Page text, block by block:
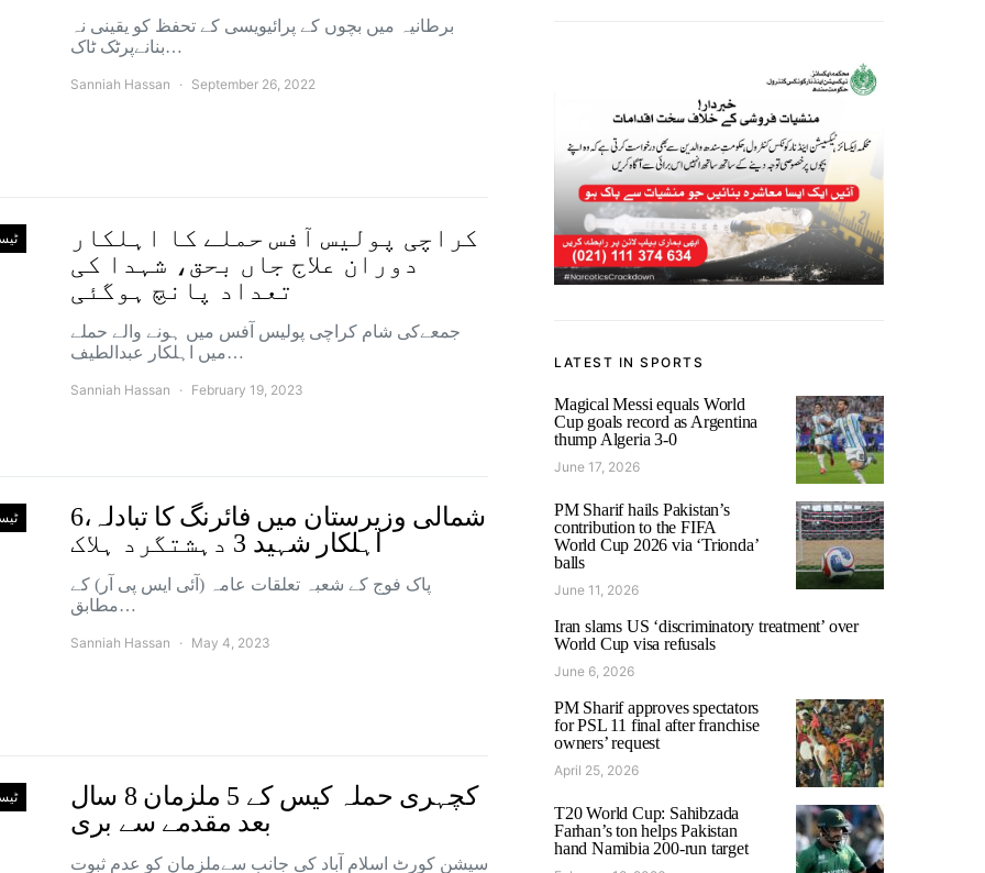
برطانیہ میں بچوں کے پرائیویسی کے تحفظ کو یقینی نہ
بنانےپرٹک ٹاک…
Sanniah Hassan September 26, 2022
کراچی پولیس آفس حملے کا اہلکار
دوران علاج جاں بحق، شہدا کی
تعداد پانچ ہوگئی
جمعےکی شام کراچی پولیس آفس میں ہونے والے حملے
میں اہلکار عبدالطیف…
Sanniah Hassan February 19, 2023
شمالی وزیرستان میں فائرنگ کا تبادلہ،6
اہلکار شہید 3 دہشتگرد ہلاک
پاک فوج کے شعبہ تعلقات عامہ (آئی ایس پی آر) کے
مطابق…
Sanniah Hassan May 4, 2023
کچہری حملہ کیس کے 5 ملزمان 8 سال
بعد مقدمے سے بری
سیشن کورٹ اسلام آباد کی جانب سےملزمان کو عدم ثبوت
LATEST IN SPORTS
Magical Messi equals World
Cup goals record as Argentina
thump Algeria 3-0
June 17, 2026
PM Sharif hails Pakistan’s
contribution to the FIFA
World Cup 2026 via ‘Trionda’
balls
June 11, 2026
Iran slams US ‘discriminatory treatment’ over
World Cup visa refusals
June 6, 2026
PM Sharif approves spectators
for PSL 11 final after franchise
owners’ request
April 25, 2026
T20 World Cup: Sahibzada
Farhan’s ton helps Pakistan
hand Namibia 200-run target